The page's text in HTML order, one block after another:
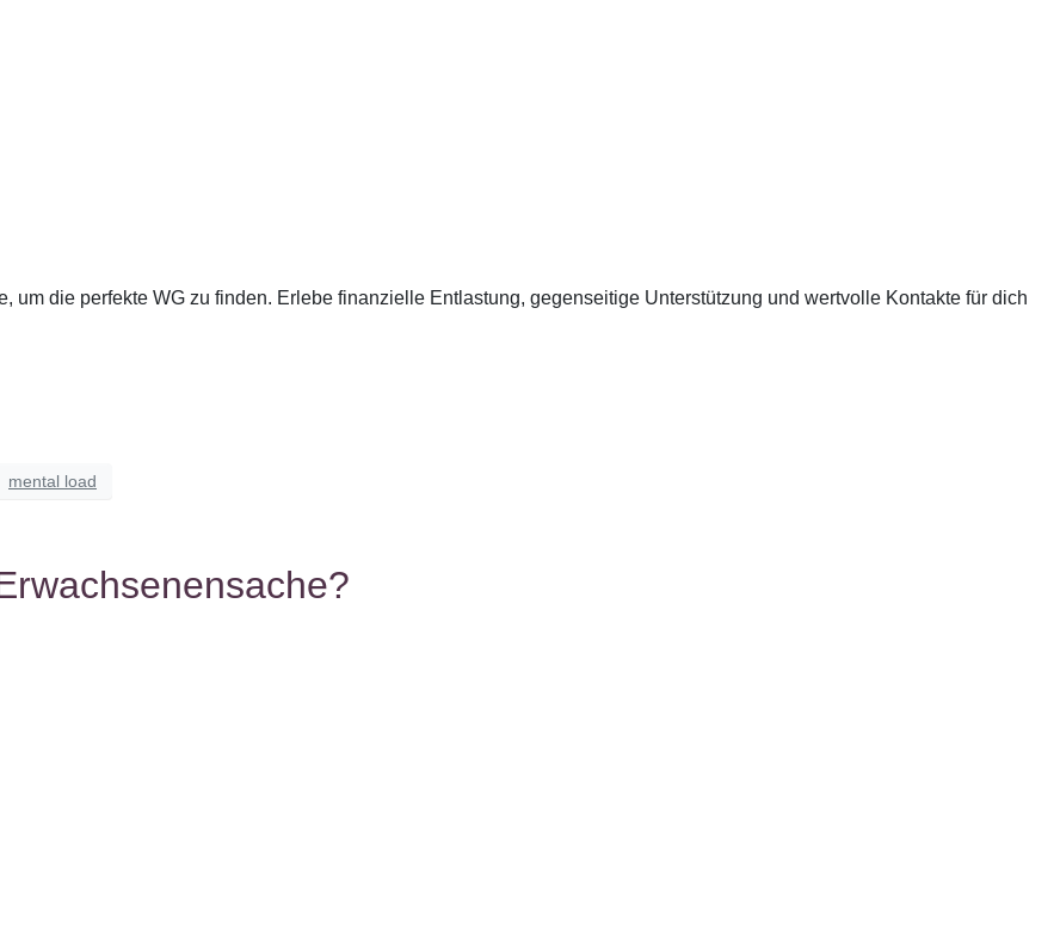
um die perfekte WG zu finden. Erlebe finanzielle Entlastung, gegenseitige Unterstützung und wertvolle Kontakte für dich
mental load